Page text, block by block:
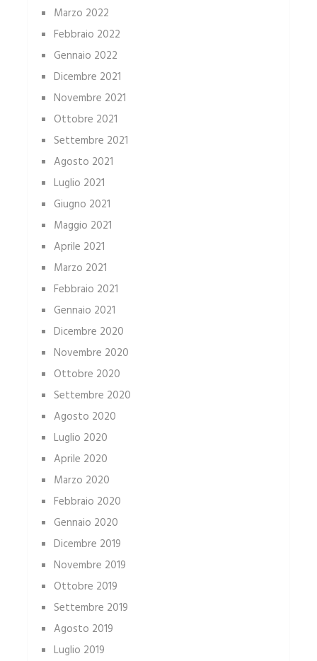
Marzo 2022
Febbraio 2022
Gennaio 2022
Dicembre 2021
Novembre 2021
Ottobre 2021
Settembre 2021
Agosto 2021
Luglio 2021
Giugno 2021
Maggio 2021
Aprile 2021
Marzo 2021
Febbraio 2021
Gennaio 2021
Dicembre 2020
Novembre 2020
Ottobre 2020
Settembre 2020
Agosto 2020
Luglio 2020
Aprile 2020
Marzo 2020
Febbraio 2020
Gennaio 2020
Dicembre 2019
Novembre 2019
Ottobre 2019
Settembre 2019
Agosto 2019
Luglio 2019